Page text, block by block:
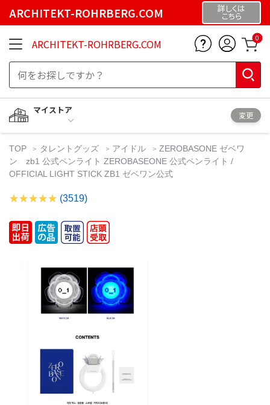
ARCHITEKT-ROHRBERG.COM 詳しくは
こちら
ARCHITEKT-ROHRBERG.COM 0
マイストア
変更
TOP タレントグッズ アイドル
ZEROBASONE ゼベワ
ン zb1 公式ペンライト ZEROBASEONE 公式ペンライト /
OFFICIAL LIGHT STICK ZB1 ゼベワン公式
(3519)